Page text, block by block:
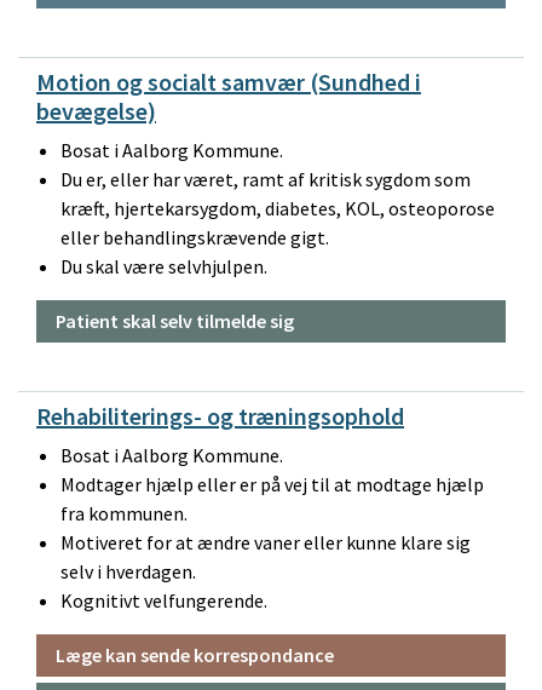
Motion og socialt samvær (Sundhed i
bevægelse)
Bosat i Aalborg Kommune.
Du er, eller har været, ramt af kritisk sygdom som
kræft, hjertekarsygdom, diabetes, KOL, osteoporose
eller behandlingskrævende gigt.
Du skal være selvhjulpen.
Patient skal selv tilmelde sig
Rehabiliterings- og træningsophold
Bosat i Aalborg Kommune.
Modtager hjælp eller er på vej til at modtage hjælp
fra kommunen.
Motiveret for at ændre vaner eller kunne klare sig
selv i hverdagen.
Kognitivt velfungerende.
Læge kan sende korrespondance